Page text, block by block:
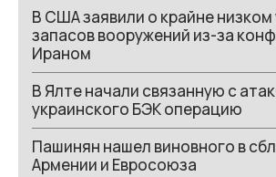
В США заявили о крайне низком
запасов вооружений из-за
Ираном
В Ялте начали связанную с
украинского БЭК операцию
Пашинян нашел виновного в
Армении и Евросоюза